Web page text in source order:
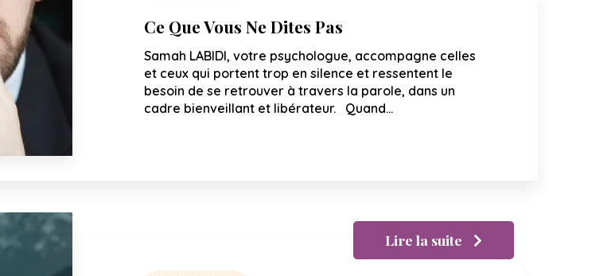
Ce Que Vous Ne Dites Pas
Samah LABIDI, votre psychologue, accompagne celles
et ceux qui portent trop en silence et ressentent le
besoin de se retrouver à travers la parole, dans un
cadre bienveillant et libérateur. Quand…
Lire la suite